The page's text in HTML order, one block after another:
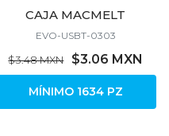
CAJA MACMELT
EVO-USBT-0303
$3.48 MXN $3.06 MXN
MÍNIMO 1634 PZ